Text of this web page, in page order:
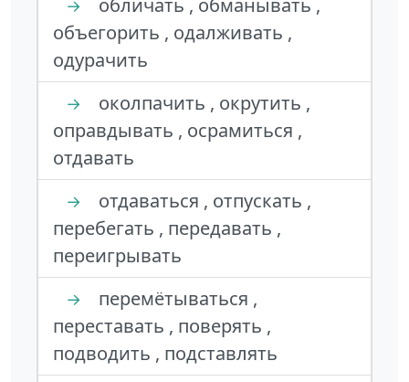
→
обличать , обманывать ,
объегорить , одалживать ,
одурачить
→
околпачить , окрутить ,
оправдывать , осрамиться ,
отдавать
→
отдаваться , отпускать ,
перебегать , передавать ,
переигрывать
→
перемётываться ,
переставать , поверять ,
подводить , подставлять